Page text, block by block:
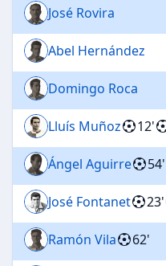
José Rovira
Abel Hernández
Domingo Roca
Lluís Muñoz 12'
Ángel Aguirre 54'
José Fontanet 23'
Ramón Vila 62'